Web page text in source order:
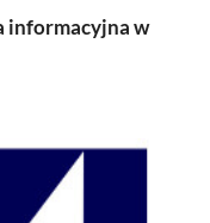
informacyjna w